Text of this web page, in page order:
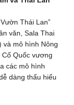
Thái Lan”
văn, Sala Thai
và mô hình Nông
Quốc vương
các mô hình
dàng thấu hiểu